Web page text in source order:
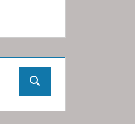
Search